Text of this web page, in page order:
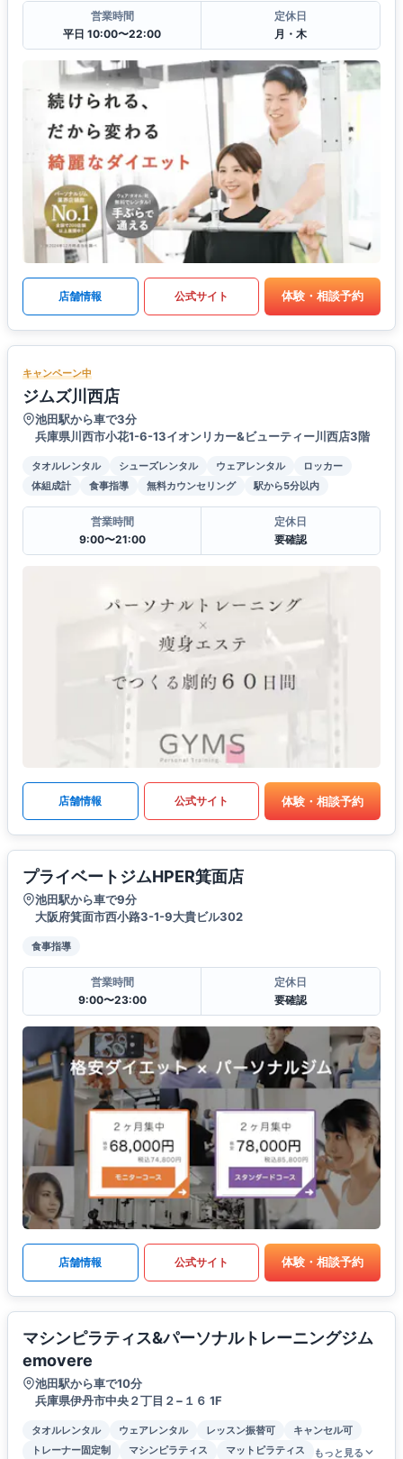
営業時間
平日 10:00〜22:00
定休日
月・木
店舗情報 公式サイト 体験・相談予約
キャンペーン中
ジムズ川西店
池田駅から車で3分
兵庫県川西市小花1-6-13イオンリカー&ビューティー川西店3階
タオルレンタル シューズレンタル ウェアレンタル
ロッカー
体組成計
食事指導 無料カウンセリング 駅から5分以内
営業時間
9:00〜21:00
定休日
要確認
店舗情報 公式サイト 体験・相談予約
プライベートジムHPER箕面店
池田駅から車で9分
大阪府箕面市西小路3-1-9大貴ビル302
食事指導
営業時間
9:00〜23:00
定休日
要確認
店舗情報 公式サイト 体験・相談予約
マシンピラティス&パーソナルトレーニングジム
emovere
池田駅から車で10分
兵庫県伊丹市中央２丁目２−１６ 1F
タオルレンタル ウェアレンタル レッスン振替可
キャンセル可
トレーナー固定制
マシンピラティス マットピラティス もっと見る